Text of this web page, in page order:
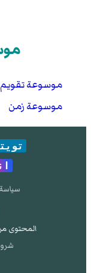
موسوعة تقويم
موسوعة زمن
المحتوى